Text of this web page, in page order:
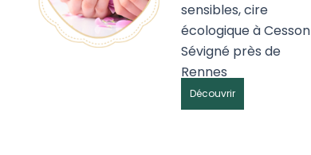
sensibles, cire
écologique à Cesson
Sévigné près de
Rennes
Découvrir